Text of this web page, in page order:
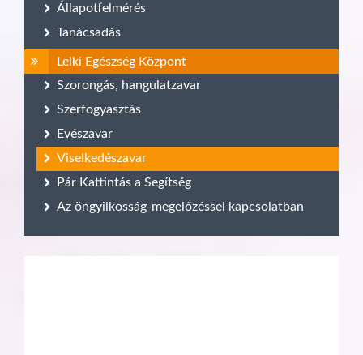
Állapotfelmérés
Tanácsadás
Lelki Egészség Központ
Szorongás, hangulatzavar
Szerfogyasztás
Evészavar
Viselkedészavar
Pár Kattintás a Segítség
Az öngyilkosság-megelőzéssel kapcsolatban